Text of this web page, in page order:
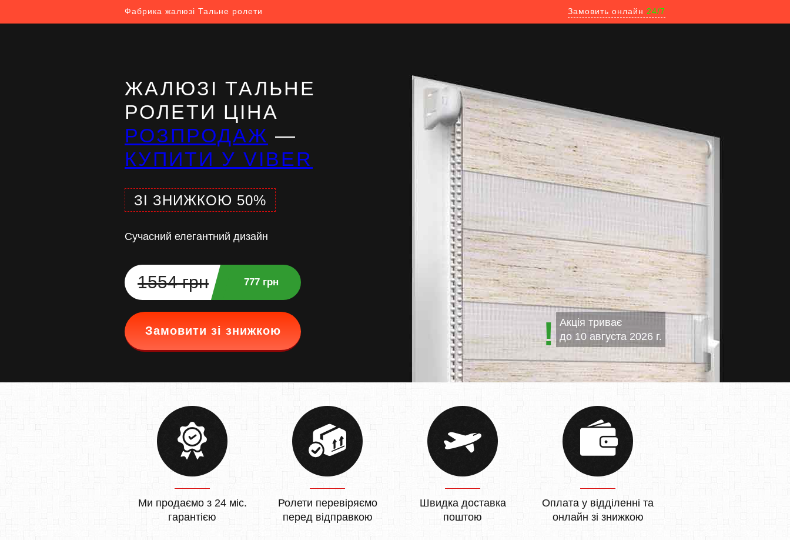
Фабрика жалюзі Тальне ролети Замовить онлайн 24/7
ЖАЛЮЗІ ТАЛЬНЕ
РОЛЕТИ ЦІНА
РОЗПРОДАЖ —
КУПИТИ У VIBER
ЗІ ЗНИЖКОЮ 50%
Сучасний елегантний дизайн
1554 грн 777 грн
Замовити зі знижкою
Акція триває
до 10 августа 2026 г.
Ми продаємо з 24 міс.
гарантією
Ролети перевіряємо
перед відправкою
Швидка доставка
поштою
Оплата у відділенні та
онлайн зі знижкою